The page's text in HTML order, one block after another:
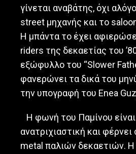
γίνεται αναβάτης, όχι
street μηχανής και το
Η μπάντα το έχει
riders της δεκαετίας του
εξώφυλλο του “Slower
φανερώνει τα δικά του
την υπογραφή του Enea
Η φωνή του Παμίνου
ανατριχιαστική και
metal παλιών δεκαετιών.